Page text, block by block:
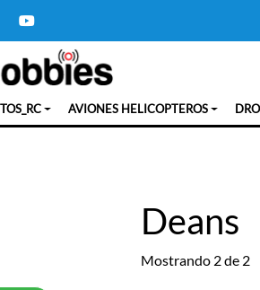
AVIONES HELICOPTEROS
Deans
Mostrando 2 de 2